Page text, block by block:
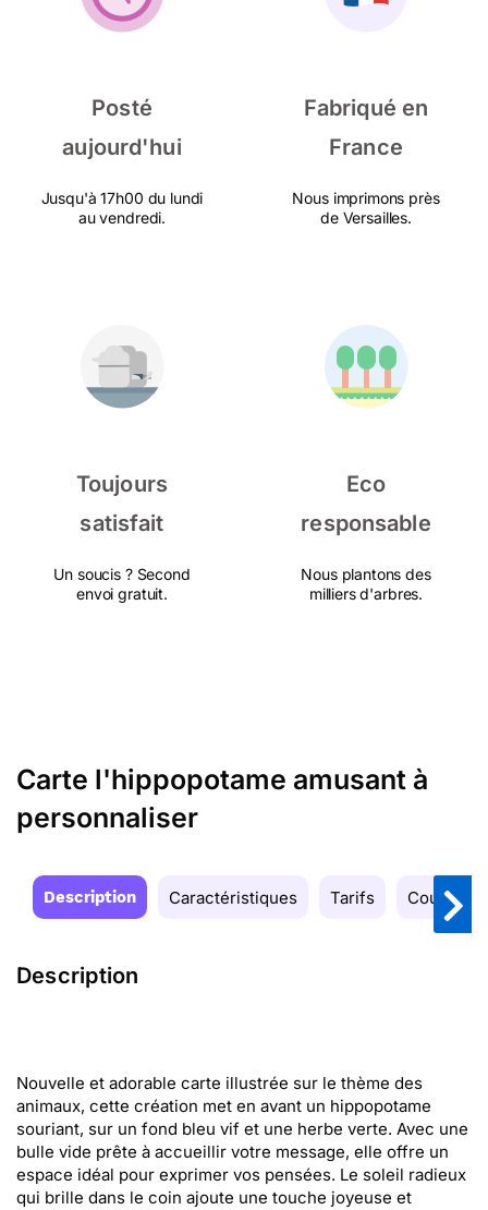
Posté
aujourd'hui
Jusqu'à 17h00 du lundi
au vendredi.
Fabriqué en
France
Nous imprimons près
de Versailles.
Toujours
satisfait
Un soucis ? Second
envoi gratuit.
Eco
responsable
Nous plantons des
milliers d'arbres.
Carte l'hippopotame amusant à
personnaliser
Description Caractéristiques Tarifs Couleurs
Description
Nouvelle et adorable carte illustrée sur le thème des
animaux, cette création met en avant un hippopotame
souriant, sur un fond bleu vif et une herbe verte. Avec une
bulle vide prête à accueillir votre message, elle offre un
espace idéal pour exprimer vos pensées. Le soleil radieux
qui brille dans le coin ajoute une touche joyeuse et